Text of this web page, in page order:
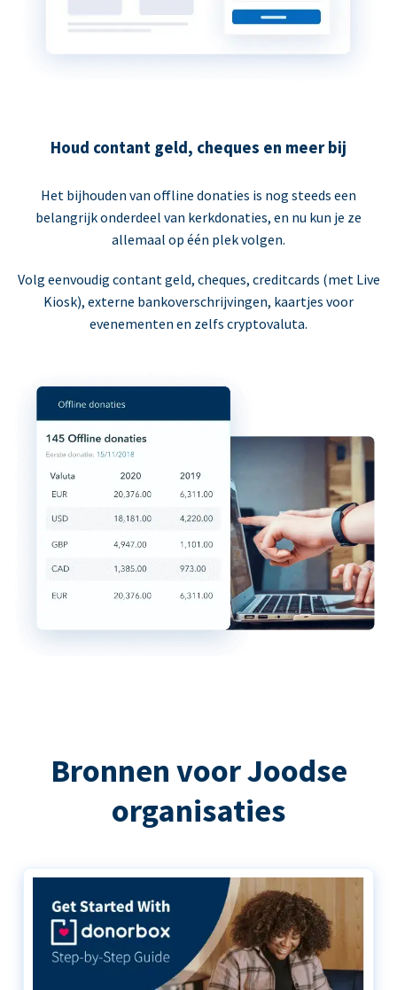
Houd contant geld, cheques en meer bij
Het bijhouden van offline donaties is nog steeds een
belangrijk onderdeel van kerkdonaties, en nu kun je ze
allemaal op één plek volgen.
Volg eenvoudig contant geld, cheques, creditcards (met Live
Kiosk), externe bankoverschrijvingen, kaartjes voor
evenementen en zelfs cryptovaluta.
Bronnen voor Joodse
organisaties